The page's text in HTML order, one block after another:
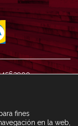
fines
en la web,